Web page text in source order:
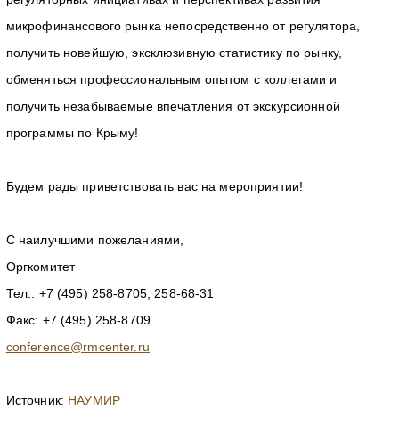
микрофинансового рынка непосредственно от регулятора,
получить новейшую, эксклюзивную статистику по рынку,
обменяться профессиональным опытом с коллегами и
получить незабываемые впечатления от экскурсионной
программы по Крыму!
Будем рады приветствовать вас на мероприятии!
С наилучшими пожеланиями,
Оргкомитет
Тел.: +7 (495) 258-8705; 258-68-31
Факс: +7 (495) 258-8709
conference@rmcenter.ru
Источник: НАУМИР